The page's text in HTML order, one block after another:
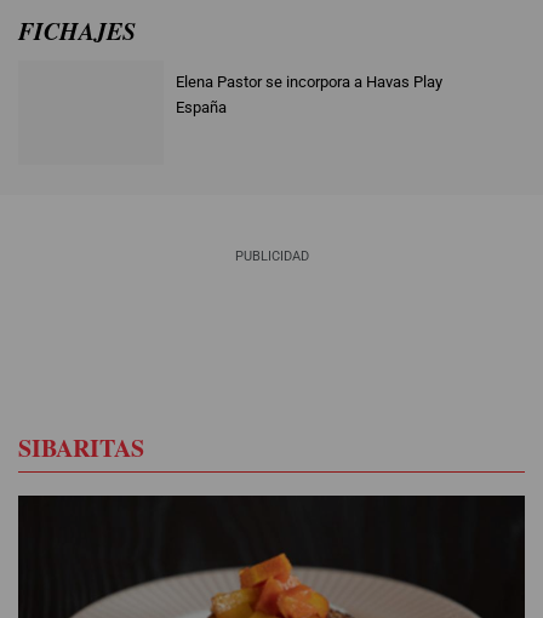
FICHAJES
Elena Pastor se incorpora a Havas Play
España
PUBLICIDAD
SIBARITAS